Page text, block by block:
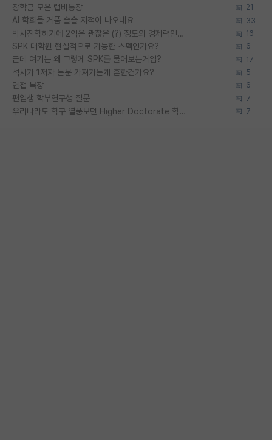
장학금 모은 랩비통장 21
AI 학회들 거품 슬슬 지적이 나오네요 33
박사진학하기에 2억은 괜찮은 (?) 정도의 경제력인가요 16
SPK 대학원 현실적으로 가능한 스펙인가요? 6
근데 여기는 왜 그렇게 SPK를 물어보는거임? 17
석사가 1저자 논문 가져가는게 흔한건가요? 5
면접 복장 6
편입생 학부연구생 질문 7
우리나라도 학구 열풍보면 Higher Doctorate 학위가 필요하다고 봅니다. 7